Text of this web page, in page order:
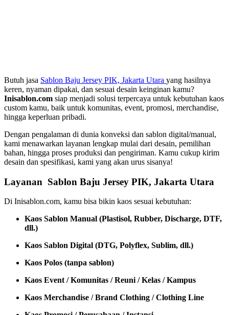
Butuh jasa Sablon Baju Jersey PIK, Jakarta Utara yang hasilnya
keren, nyaman dipakai, dan sesuai desain keinginan kamu?
Inisablon.com siap menjadi solusi terpercaya untuk kebutuhan kaos
custom kamu, baik untuk komunitas, event, promosi, merchandise,
hingga keperluan pribadi.
Dengan pengalaman di dunia konveksi dan sablon digital/manual,
kami menawarkan layanan lengkap mulai dari desain, pemilihan
bahan, hingga proses produksi dan pengiriman. Kamu cukup kirim
desain dan spesifikasi, kami yang akan urus sisanya!
Layanan Sablon Baju Jersey PIK, Jakarta Utara
Di Inisablon.com, kamu bisa bikin kaos sesuai kebutuhan:
Kaos Sablon Manual (Plastisol, Rubber, Discharge, DTF,
dll.)
Kaos Sablon Digital (DTG, Polyflex, Sublim, dll.)
Kaos Polos (tanpa sablon)
Kaos Event / Komunitas / Reuni / Kelas / Kampus
Kaos Merchandise / Brand Clothing / Clothing Line